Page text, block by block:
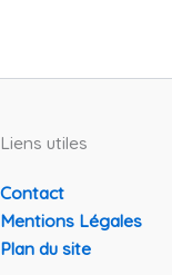
Liens utiles
Contact
Mentions Légales
Plan du site